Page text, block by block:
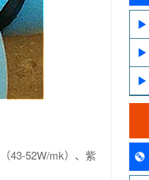
43-52W/mk）、紫